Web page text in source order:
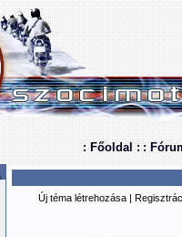
: Főoldal : :
Új téma létrehozása |